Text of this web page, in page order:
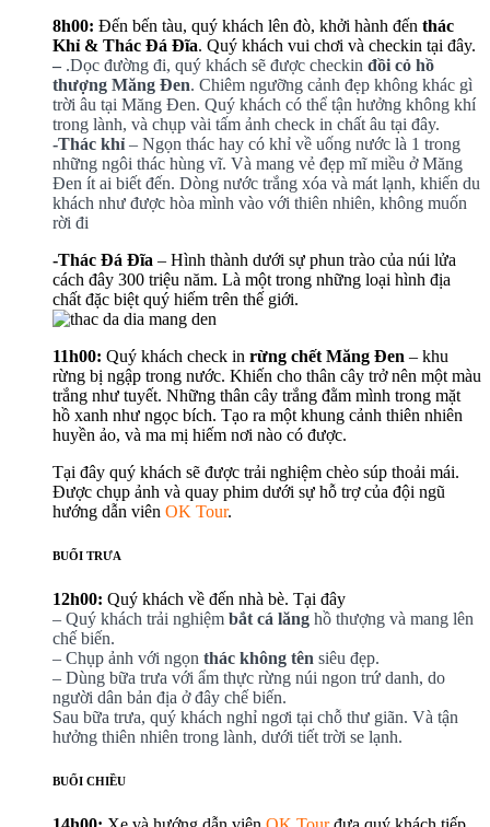
8h00: Đến bến tàu, quý khách lên đò, khởi hành đến thác
Khỉ & Thác Đá Đĩa. Quý khách vui chơi và checkin tại đây.
– .Dọc đường đi, quý khách sẽ được checkin đồi cỏ hồ
thượng Măng Đen. Chiêm ngưỡng cảnh đẹp không khác gì
trời âu tại Măng Đen. Quý khách có thể tận hưởng không khí
trong lành, và chụp vài tấm ảnh check in chất âu tại đây.
-Thác khỉ – Ngọn thác hay có khỉ về uống nước là 1 trong
những ngôi thác hùng vĩ. Và mang vẻ đẹp mĩ miều ở Măng
Đen ít ai biết đến. Dòng nước trắng xóa và mát lạnh, khiến du
khách như được hòa mình vào với thiên nhiên, không muốn
rời đi
-Thác Đá Đĩa – Hình thành dưới sự phun trào của núi lửa
cách đây 300 triệu năm. Là một trong những loại hình địa
chất đặc biệt quý hiếm trên thế giới.
11h00: Quý khách check in rừng chết Măng Đen – khu
rừng bị ngập trong nước. Khiến cho thân cây trở nên một màu
trắng như tuyết. Những thân cây trắng đằm mình trong mặt
hồ xanh như ngọc bích. Tạo ra một khung cảnh thiên nhiên
huyền ảo, và ma mị hiếm nơi nào có được.
Tại đây quý khách sẽ được trải nghiệm chèo súp thoải mái.
Được chụp ảnh và quay phim dưới sự hỗ trợ của đội ngũ
hướng dẫn viên OK Tour.
BUỔI TRƯA
12h00: Quý khách về đến nhà bè. Tại đây
– Quý khách trải nghiệm bắt cá lăng hồ thượng và mang lên
chế biến.
– Chụp ảnh với ngọn thác không tên siêu đẹp.
– Dùng bữa trưa với ẩm thực rừng núi ngon trứ danh, do
người dân bản địa ở đây chế biến.
Sau bữa trưa, quý khách nghỉ ngơi tại chỗ thư giãn. Và tận
hưởng thiên nhiên trong lành, dưới tiết trời se lạnh.
BUỔI CHIỀU